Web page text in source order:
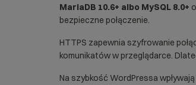
MariaDB 10.6+ albo MySQL 8.0+
bezpieczne połączenie.
HTTPS zapewnia szyfrowanie
komunikatów w przeglądarce.
Na szybkość WordPressa